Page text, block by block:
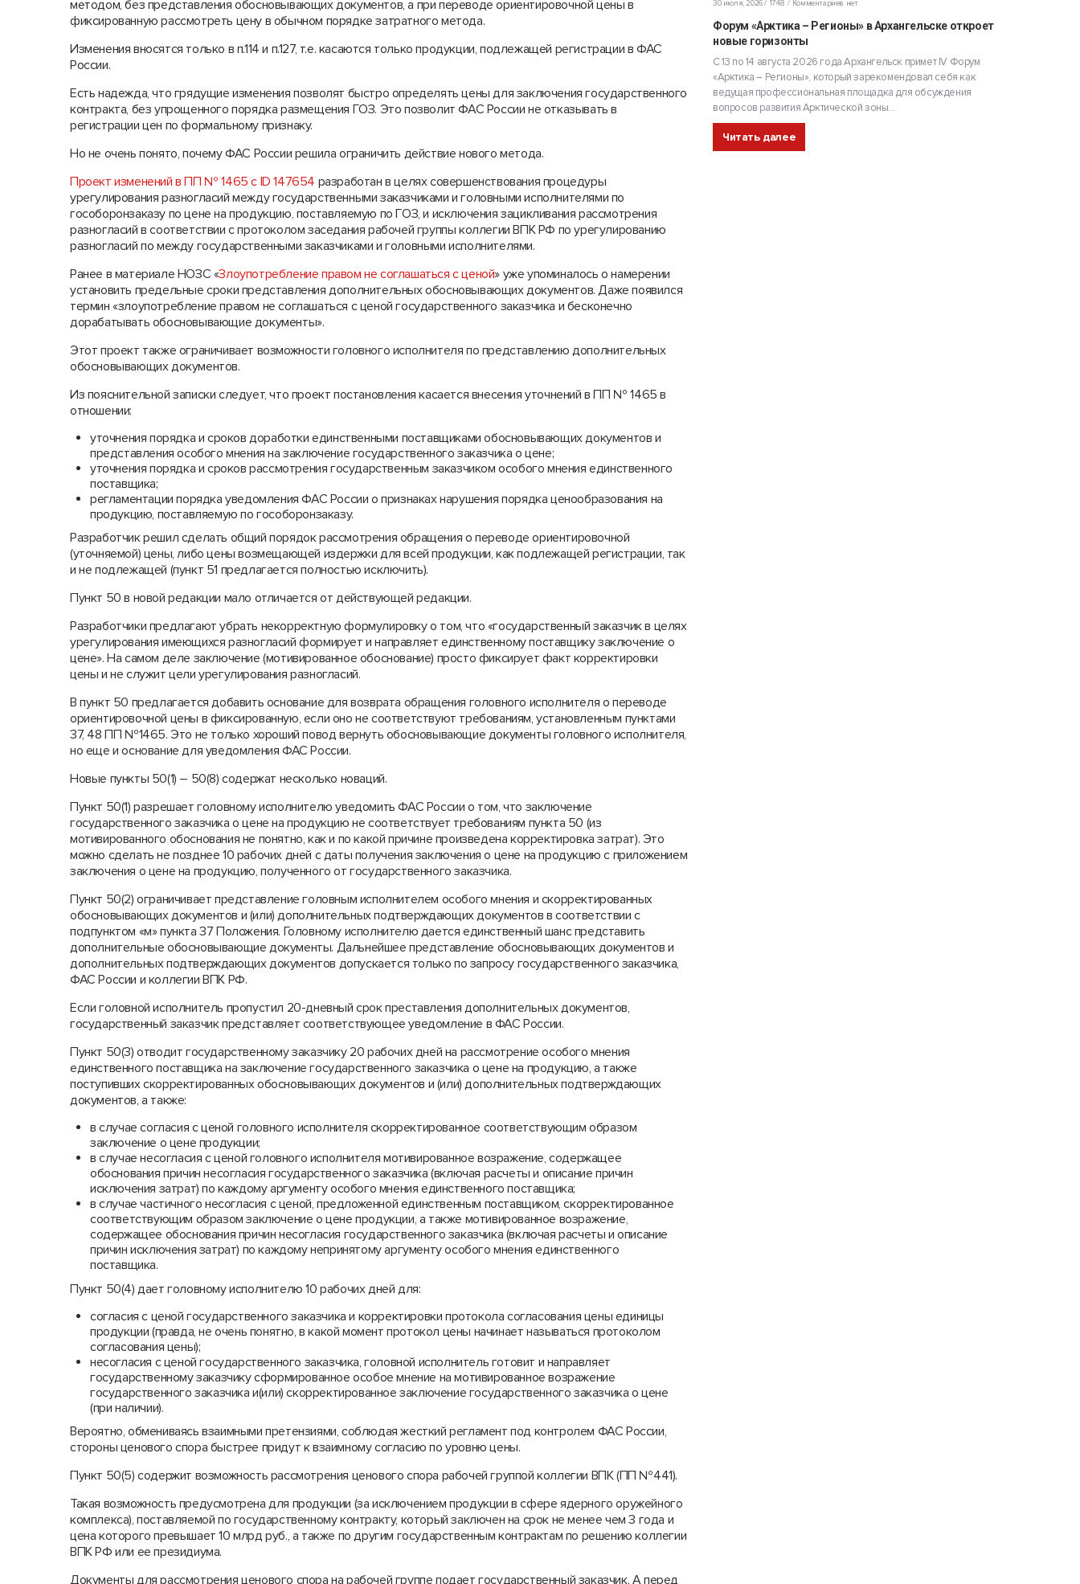
методом, без представления обосновывающих документов, а при переводе ориентировочной цены в
фиксированную рассмотреть цену в обычном порядке затратного метода.
Изменения вносятся только в п.114 и п.127, т.е. касаются только продукции, подлежащей регистрации в ФАС
России.
Есть надежда, что грядущие изменения позволят быстро определять цены для заключения государственного
контракта, без упрощенного порядка размещения ГОЗ. Это позволит ФАС России не отказывать в
регистрации цен по формальному признаку.
Но не очень понято, почему ФАС России решила ограничить действие нового метода.
Проект изменений в ПП № 1465 с ID 147654 разработан в целях совершенствования процедуры
урегулирования разногласий между государственными заказчиками и головными исполнителями по
гособоронзаказу по цене на продукцию, поставляемую по ГОЗ, и исключения зацикливания рассмотрения
разногласий в соответствии с протоколом заседания рабочей группы коллегии ВПК РФ по урегулированию
разногласий по между государственными заказчиками и головными исполнителями.
Ранее в материале НОЗС «Злоупотребление правом не соглашаться с ценой» уже упоминалось о намерении
установить предельные сроки представления дополнительных обосновывающих документов. Даже появился
термин «злоупотребление правом не соглашаться с ценой государственного заказчика и бесконечно
дорабатывать обосновывающие документы».
Этот проект также ограничивает возможности головного исполнителя по представлению дополнительных
обосновывающих документов.
Из пояснительной записки следует, что проект постановления касается внесения уточнений в ПП № 1465 в
отношении:
уточнения порядка и сроков доработки единственными поставщиками обосновывающих документов и
представления особого мнения на заключение государственного заказчика о цене;
уточнения порядка и сроков рассмотрения государственным заказчиком особого мнения единственного
поставщика;
регламентации порядка уведомления ФАС России о признаках нарушения порядка ценообразования на
продукцию, поставляемую по гособоронзаказу.
Разработчик решил сделать общий порядок рассмотрения обращения о переводе ориентировочной
(уточняемой) цены, либо цены возмещающей издержки для всей продукции, как подлежащей регистрации, так
и не подлежащей (пункт 51 предлагается полностью исключить).
Пункт 50 в новой редакции мало отличается от действующей редакции.
Разработчики предлагают убрать некорректную формулировку о том, что «государственный заказчик в целях
урегулирования имеющихся разногласий формирует и направляет единственному поставщику заключение о
цене». На самом деле заключение (мотивированное обоснование) просто фиксирует факт корректировки
цены и не служит цели урегулирования разногласий.
В пункт 50 предлагается добавить основание для возврата обращения головного исполнителя о переводе
ориентировочной цены в фиксированную, если оно не соответствуют требованиям, установленным пунктами
37, 48 ПП №1465. Это не только хороший повод вернуть обосновывающие документы головного исполнителя,
но еще и основание для уведомления ФАС России.
Новые пункты 50(1) – 50(8) содержат несколько новаций.
Пункт 50(1) разрешает головному исполнителю уведомить ФАС России о том, что заключение
государственного заказчика о цене на продукцию не соответствует требованиям пункта 50 (из
мотивированного обоснования не понятно, как и по какой причине произведена корректировка затрат). Это
можно сделать не позднее 10 рабочих дней с даты получения заключения о цене на продукцию с приложением
заключения о цене на продукцию, полученного от государственного заказчика.
Пункт 50(2) ограничивает представление головным исполнителем особого мнения и скорректированных
обосновывающих документов и (или) дополнительных подтверждающих документов в соответствии с
подпунктом «м» пункта 37 Положения. Головному исполнителю дается единственный шанс представить
дополнительные обосновывающие документы. Дальнейшее представление обосновывающих документов и
дополнительных подтверждающих документов допускается только по запросу государственного заказчика,
ФАС России и коллегии ВПК РФ.
Если головной исполнитель пропустил 20-дневный срок преставления дополнительных документов,
государственный заказчик представляет соответствующее уведомление в ФАС России.
Пункт 50(3) отводит государственному заказчику 20 рабочих дней на рассмотрение особого мнения
единственного поставщика на заключение государственного заказчика о цене на продукцию, а также
поступивших скорректированных обосновывающих документов и (или) дополнительных подтверждающих
документов, а также:
в случае согласия с ценой головного исполнителя скорректированное соответствующим образом
заключение о цене продукции;
в случае несогласия с ценой головного исполнителя мотивированное возражение, содержащее
обоснования причин несогласия государственного заказчика (включая расчеты и описание причин
исключения затрат) по каждому аргументу особого мнения единственного поставщика;
в случае частичного несогласия с ценой, предложенной единственным поставщиком, скорректированное
соответствующим образом заключение о цене продукции, а также мотивированное возражение,
содержащее обоснования причин несогласия государственного заказчика (включая расчеты и описание
причин исключения затрат) по каждому непринятому аргументу особого мнения единственного
поставщика.
Пункт 50(4) дает головному исполнителю 10 рабочих дней для:
согласия с ценой государственного заказчика и корректировки протокола согласования цены единицы
продукции (правда, не очень понятно, в какой момент протокол цены начинает называться протоколом
согласования цены);
несогласия с ценой государственного заказчика, головной исполнитель готовит и направляет
государственному заказчику сформированное особое мнение на мотивированное возражение
государственного заказчика и(или) скорректированное заключение государственного заказчика о цене
(при наличии).
Вероятно, обмениваясь взаимными претензиями, соблюдая жесткий регламент под контролем ФАС России,
стороны ценового спора быстрее придут к взаимному согласию по уровню цены.
Пункт 50(5) содержит возможность рассмотрения ценового спора рабочей группой коллегии ВПК (ПП №441).
Такая возможность предусмотрена для продукции (за исключением продукции в сфере ядерного оружейного
комплекса), поставляемой по государственному контракту, который заключен на срок не менее чем 3 года и
цена которого превышает 10 млрд руб., а также по другим государственным контрактам по решению коллегии
ВПК РФ или ее президиума.
Документы для рассмотрения ценового спора на рабочей группе подает государственный заказчик. А перед
30 июля, 2026 / 17:48 Комментариев нет
Форум «Арктика – Регионы» в Архангельске откроет
новые горизонты
С 13 по 14 августа 2026 года Архангельск примет IV Форум
«Арктика – Регионы», который зарекомендовал себя как
ведущая профессиональная площадка для обсуждения
вопросов развития Арктической зоны...
Читать далее